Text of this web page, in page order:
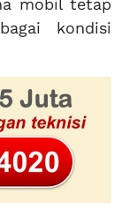
mobil tetap
kondisi